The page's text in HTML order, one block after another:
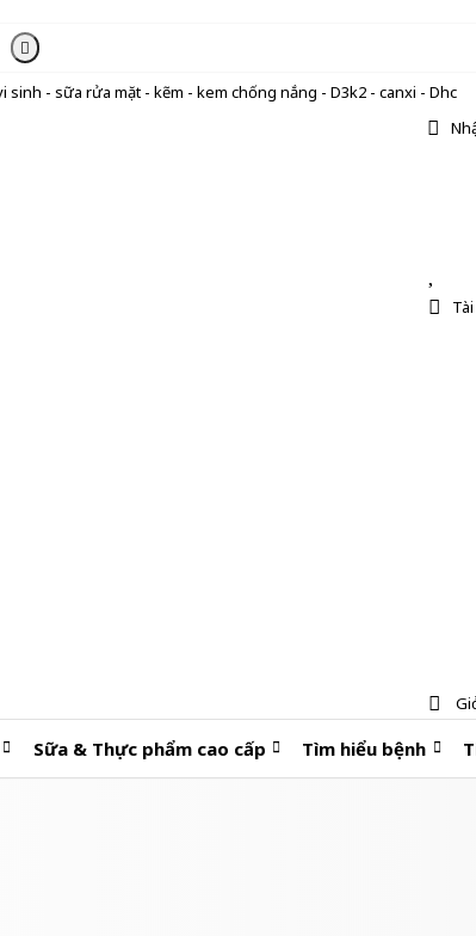
sinh - sữa rửa mặt - kẽm - kem chống nắng - D3k2 - canxi - Dhc
Sữa & Thực phẩm cao cấp Tìm hiểu bệnh